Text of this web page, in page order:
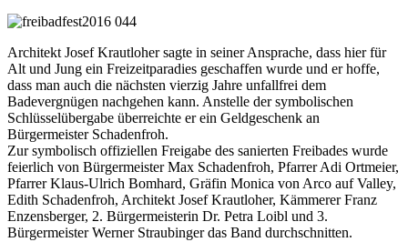
Architekt Josef Krautloher sagte in seiner Ansprache, dass hier für
Alt und Jung ein Freizeitparadies geschaffen wurde und er hoffe,
dass man auch die nächsten vierzig Jahre unfallfrei dem
Badevergnügen nachgehen kann. Anstelle der symbolischen
Schlüsselübergabe überreichte er ein Geldgeschenk an
Bürgermeister Schadenfroh.
Zur symbolisch offiziellen Freigabe des sanierten Freibades wurde
feierlich von Bürgermeister Max Schadenfroh, Pfarrer Adi Ortmeier,
Pfarrer Klaus-Ulrich Bomhard, Gräfin Monica von Arco auf Valley,
Edith Schadenfroh, Architekt Josef Krautloher, Kämmerer Franz
Enzensberger, 2. Bürgermeisterin Dr. Petra Loibl und 3.
Bürgermeister Werner Straubinger das Band durchschnitten.